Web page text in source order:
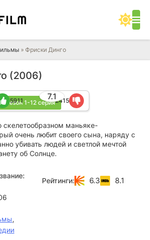
» Фриски Динго
(2006)
2 сезон 1-12 серия
7.1
5911 2415
скелетообразном маньяке-
очень любит своего сына, наряду с
убивать людей и светлой мечтой
об Солнце.
,
Рейтинги: 6.3 8.1